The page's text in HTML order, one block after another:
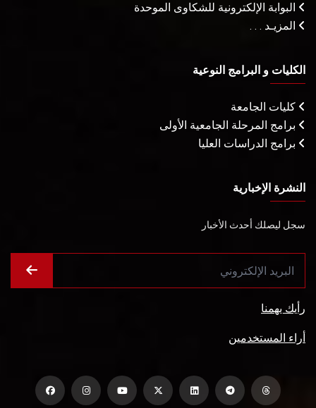
البوابة الإلكترونية للشكاوى الموحدة
المزيـد . . .
الكليات و البرامج النوعية
كليات الجامعة
برامج المرحلة الجامعية الأولى
برامج الدراسات العليا
النشرة الإخبارية
سجل ليصلك أحدث الأخبار
رأيك يهمنا
أراء المستخدمين